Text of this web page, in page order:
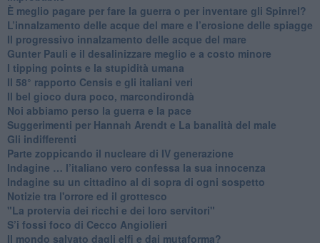
È meglio pagare per fare la guerra o per inventare gli Spinrel?
​L’innalzamento delle acque del mare e l’erosione delle spiagge
​Il progressivo innalzamento delle acque del mare
​Gunter Pauli e il desalinizzare meglio e a costo minore
I tipping points e la stupidità umana
​Il 58° rapporto Censis e gli italiani veri
​Il bel gioco dura poco, marcondirondà
Noi abbiamo perso la guerra e la pace
Suggerimenti per Hannah Arendt e La banalità del male
​Gli indifferenti
Parte zoppicando il nucleare di IV generazione
​Indagine … l’italiano vero confessa la sua innocenza
Indagine su un cittadino al di sopra di ogni sospetto
Notizie tra l'orrore ed il grottesco
"La protervia dei ricchi e dei loro servitori"
S’i fossi foco di Cecco Angiolieri
​Il mondo salvato dagli elfi e dai mutaforma?